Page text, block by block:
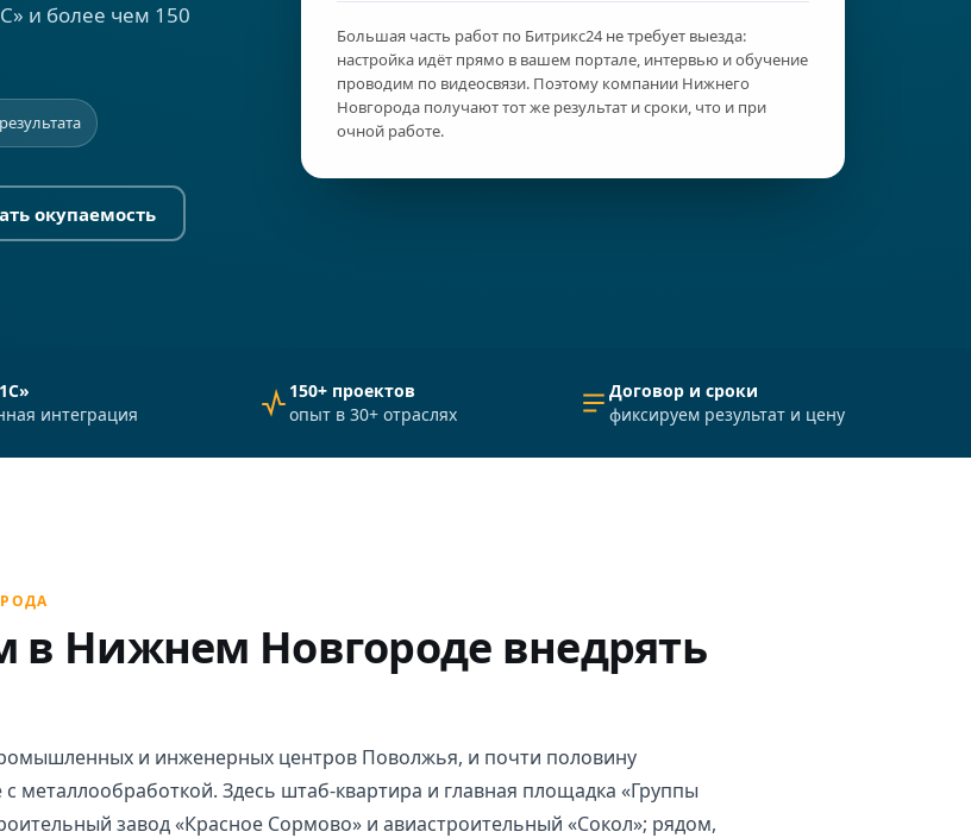
и более чем 150
окупаемость
Большая часть работ по Битрикс24 не требует выезда:
настройка идёт прямо в вашем портале, интервью и обучение
проводим по видеосвязи. Поэтому компании Нижнего
Новгорода получают тот же результат и сроки, что и при
очной работе.
интеграция
150+ проектов
опыт в 30+ отраслях
Договор и сроки
фиксируем результат и цену
в Нижнем Новгороде внедрять
и инженерных центров Поволжья, и почти половину
металлообработкой. Здесь штаб-квартира и главная площадка «Группы
завод «Красное Сормово» и авиастроительный «Сокол»; рядом,